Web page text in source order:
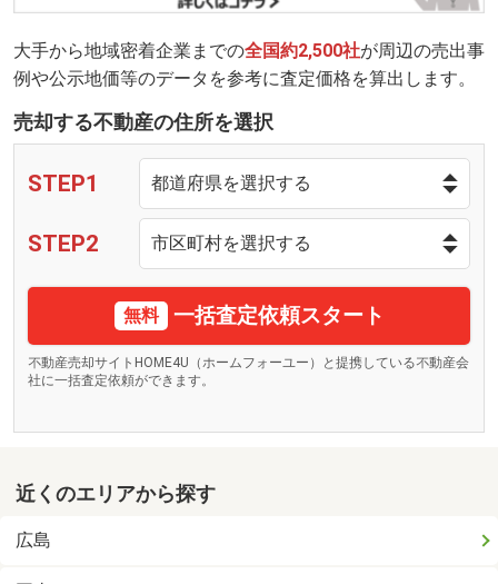
大手から地域密着企業までの全国約2,500社が周辺の売出事
例や公示地価等のデータを参考に査定価格を算出します。
売却する不動産の住所を選択
STEP1
STEP2
無料 一括査定依頼スタート
不動産売却サイトHOME4U（ホームフォーユー）と提携している不動産会
社に一括査定依頼ができます。
近くのエリアから探す
広島